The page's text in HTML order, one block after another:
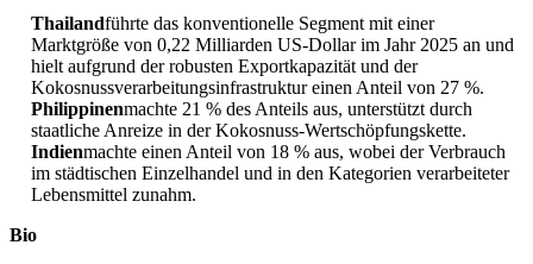
Thailandführte das konventionelle Segment mit einer
Marktgröße von 0,22 Milliarden US-Dollar im Jahr 2025 an und
hielt aufgrund der robusten Exportkapazität und der
Kokosnussverarbeitungsinfrastruktur einen Anteil von 27 %.
Philippinenmachte 21 % des Anteils aus, unterstützt durch
staatliche Anreize in der Kokosnuss-Wertschöpfungskette.
Indienmachte einen Anteil von 18 % aus, wobei der Verbrauch
im städtischen Einzelhandel und in den Kategorien verarbeiteter
Lebensmittel zunahm.
Bio